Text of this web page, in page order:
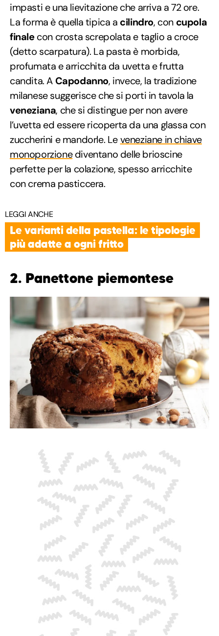
impasti e una lievitazione che arriva a 72 ore.
La forma è quella tipica a cilindro, con cupola
finalecon crosta screpolata e taglio a croce
(detto scarpatura). La pasta è morbida,
profumata e arricchita da uvetta e frutta
candita. A Capodanno, invece, la tradizione
milanese suggerisce che si porti in tavola la
veneziana, che si distingue per non avere
l’uvetta ed essere ricoperta da una glassa con
zuccherini e mandorle. Leveneziane in chiave
monoporzionediventano delle brioscine
perfette per la colazione, spesso arricchite
con crema pasticcera.
LEGGI ANCHE
Le varianti della pastella: le tipologie
più adatte a ogni fritto
2. Panettone piemontese